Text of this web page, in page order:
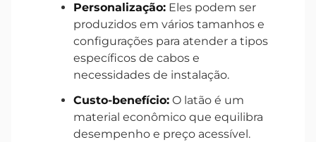
Personalização: Eles podem ser
produzidos em vários tamanhos e
configurações para atender a tipos
específicos de cabos e
necessidades de instalação.
Custo-benefício: O latão é um
material econômico que equilibra
desempenho e preço acessível.